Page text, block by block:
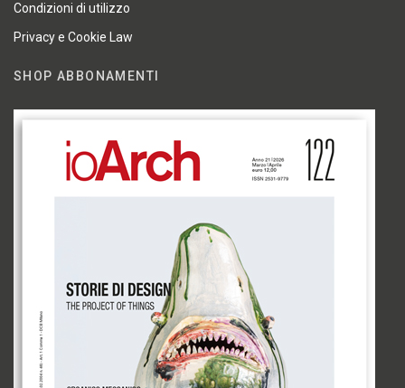
Condizioni di utilizzo
Privacy e Cookie Law
SHOP ABBONAMENTI